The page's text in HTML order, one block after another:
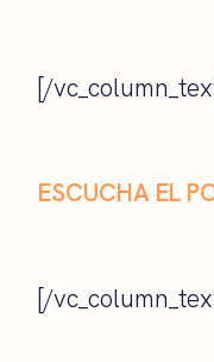
[/
ESCUCHA EL
[/